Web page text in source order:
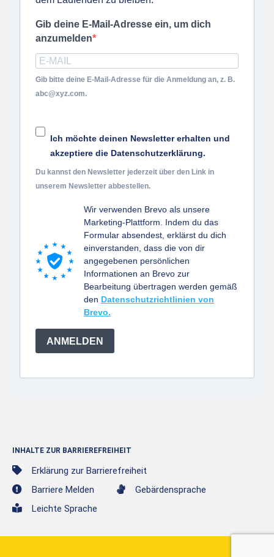
Gib deine E-Mail-Adresse ein, um dich
anzumelden
Gib bitte deine E-Mail-Adresse für die Anmeldung an, z. B.
abc@xyz.com.
Ich möchte deinen Newsletter erhalten und
akzeptiere die Datenschutzerklärung.
Du kannst den Newsletter jederzeit über den Link in
unserem Newsletter abbestellen.
Wir verwenden Brevo als unsere
Marketing-Plattform. Indem du das
Formular absendest, erklärst du dich
einverstanden, dass die von dir
angegebenen persönlichen
Informationen an Brevo zur
Bearbeitung übertragen werden gemäß
den Datenschutzrichtlinien von
Brevo.
ANMELDEN
INHALTE ZUR BARRIEREFREIHEIT
Erklärung zur Barrierefreiheit
Barriere Melden
Gebärdensprache
Leichte Sprache